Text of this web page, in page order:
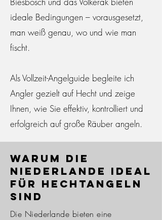
ideale Bedingungen – vorausgesetzt,
man weiß genau, wo und wie man
fischt.
Als Vollzeit-Angelguide begleite ich
Angler gezielt auf Hecht und zeige
Ihnen, wie Sie effektiv, kontrolliert und
erfolgreich auf große Räuber angeln.
Warum die
Niederlande ideal
für Hechtangeln
sind
Die Niederlande bieten eine